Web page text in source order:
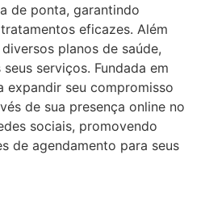
de ponta, garantindo
eficazes. Além
planos de saúde,
serviços. Fundada em
expandir seu compromisso
de sua presença online no
sociais, promovendo
de agendamento para seus